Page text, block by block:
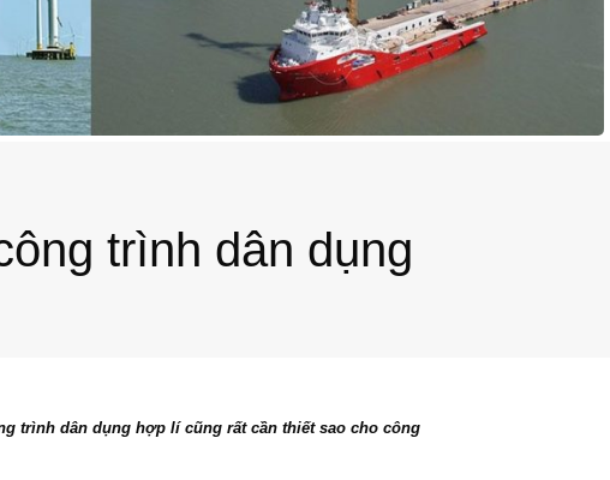
trình dân dụng
trình dân dụng hợp lí cũng rất cần thiết sao cho công